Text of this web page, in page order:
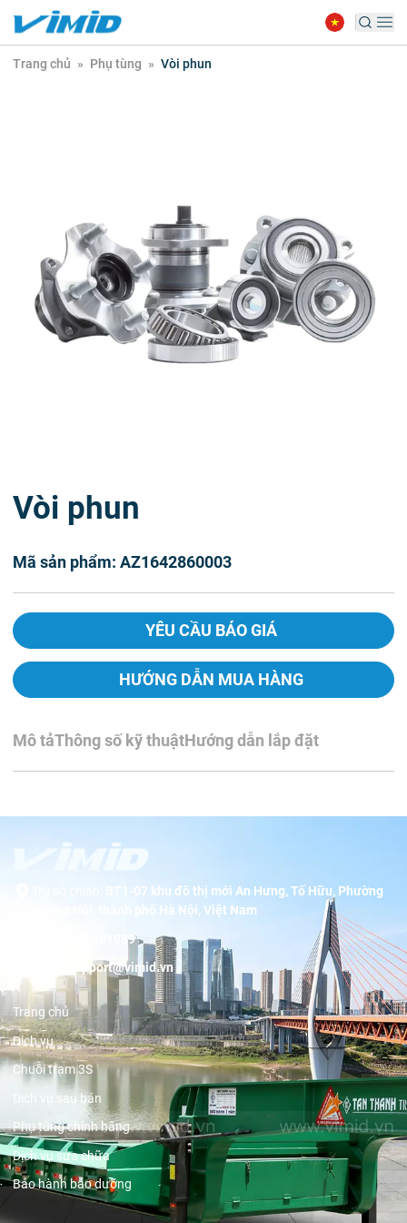
Trang chủ » Phụ tùng » Vòi phun
Vòi phun
Mã sản phẩm: AZ1642860003
YÊU CẦU BÁO GIÁ
HƯỚNG DẪN MUA HÀNG
Mô tảThông số kỹ thuậtHướng dẫn lắp đặt
BT1-07 khu đô thị mới An Hưng, Tố Hữu, Phường
Dương Nội, thành phố Hà Nội, Việt Nam
19001089
support@vimid.vn
Trang chủ
Dịch vụ
Chuỗi trạm 3S
Dịch vụ sau bán
Phụ tùng chính hãng
Dịch vụ sửa chữa
Bảo hành bảo dưỡng